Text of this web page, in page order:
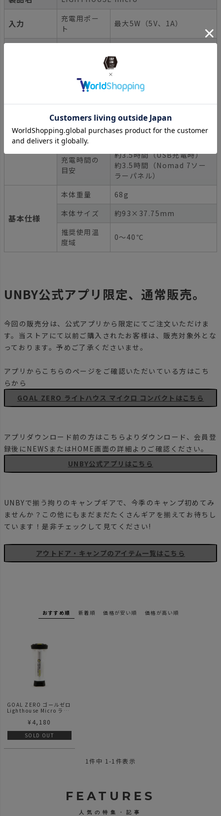
入力
充電用ポー
ト
最大5W（5V、1A）
の種類
容量
2600mAh）
連続使用時
間の目安
7～170時間
充電時間の
目安
約3.5時間（USB充電時）
約3.5時間（Nomad 7ソー
ラーパネル）
基本仕様
本体重量
68g
本体サイズ
約93×37.75mm
推奨使用温
度域
0～40℃
UNBY公式アプリ限定、通常販売。
今回の販売分は、公式アプリから限定にてご注文いただけま
す。当ストアにて以前ご購入されたお客様は、販売対象外とな
っております。予めご了承くださいませ。
アプリからこちらのページをご確認いただいている方はこち
らから
GOAL ZERO ライトハウス マイクロ コンパクトはこちら
アプリダウンロード前の方はこちらよりダウンロード、会員登
録後にNEWSまたはHOME画面の詳細よりご確認ください。
UNBY公式アプリはこちら
UNBYで揃う拘りのキャンプギアで、今季のキャンプ初めてみ
ませんか？この他にもまだまだたくさんギアを揃えてお待ちし
ています！是非チェックして見てください!
アウトドア・キャンプのアイテム一覧はこちら
おすすめ順 新着順 価格が安い順 価格が高い順
GOAL ZERO ゴールゼロ
Lighthouse Micro ライ
トハウス マイクロ コン
パクト LED ランタン
¥ 4,180
SOLD OUT
1件中 1 -1 件表示
FEATURES
人気の特集・記事